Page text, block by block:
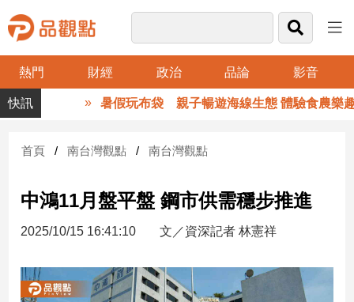
熱門 財經 政治 品論 影音
品
觀
財
台
財
新
聞
暑假玩布袋 親子暢遊海線生態 體驗食農樂趣
首頁 南台灣觀點 南台灣觀點
中鴻11月盤平盤 鋼市供需穩步推進
2025/10/15 16:41:10 文／資深記者 林憲祥